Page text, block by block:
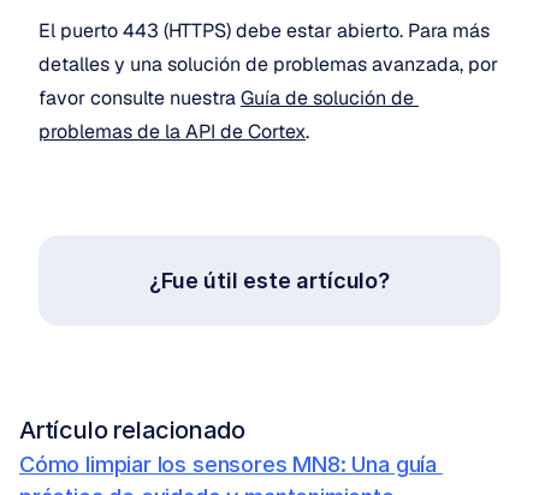
El puerto 443 (HTTPS) debe estar abierto. Para más
detalles y una solución de problemas avanzada, por
favor consulte nuestra Guía de solución de
problemas de la API de Cortex.
¿Fue útil este artículo?
Artículo relacionado
Cómo limpiar los sensores MN8: Una guía